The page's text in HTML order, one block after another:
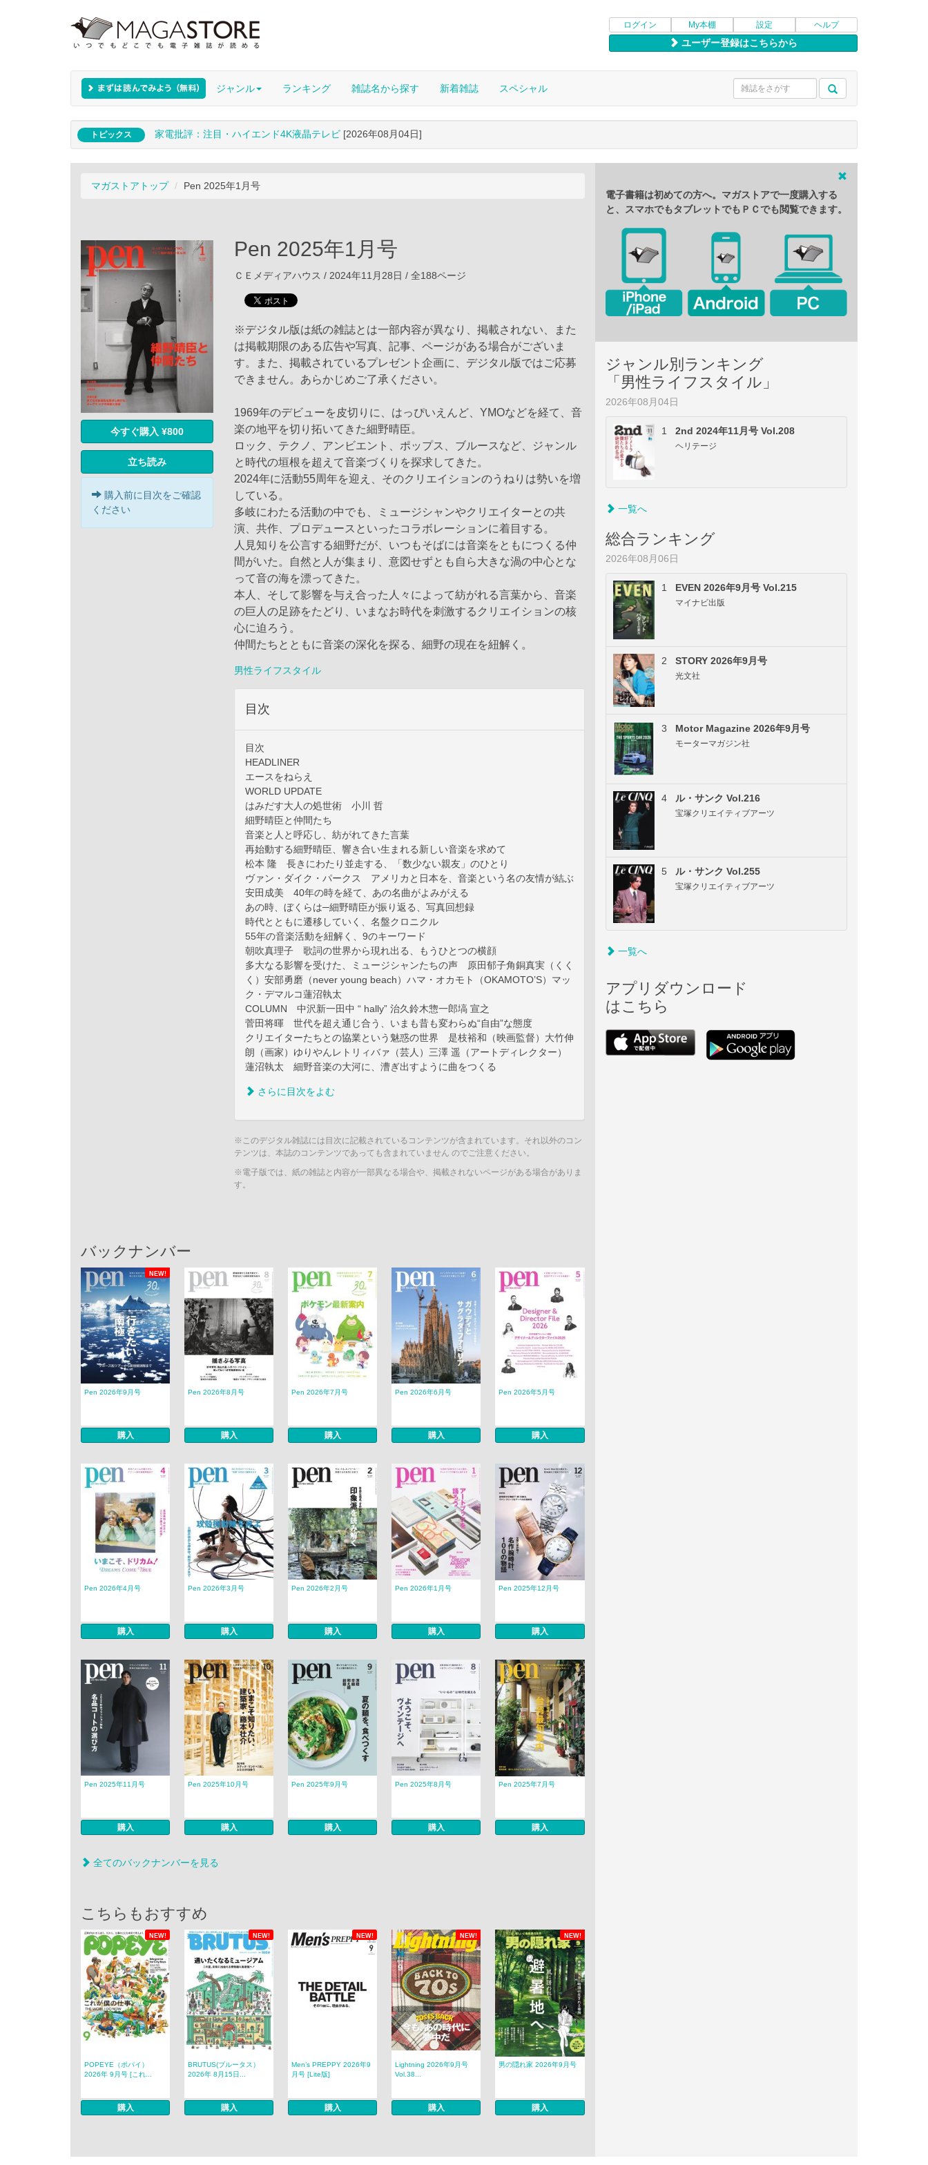
ログイン My本棚 設定 ヘルプ
ユーザー登録はこちらから
ジャンル ランキング 雑誌名から探す 新着雑誌 スペシャル
トピックス 家電批評：注目・ハイエンド4K液晶テレビ [2026年08月04日]
マガストアトップ Pen 2025年1月号
今すぐ購入 ¥800
立ち読み
購入前に目次をご確認
ください
Pen 2025年1月号
ＣＥメディアハウス / 2024年11月28日 / 全188ページ
※デジタル版は紙の雑誌とは一部内容が異なり、掲載されない、また
は掲載期限のある広告や写真、記事、ページがある場合がございま
す。また、掲載されているプレゼント企画に、デジタル版ではご応募
できません。あらかじめご了承ください。
1969年のデビューを皮切りに、はっぴいえんど、YMOなどを経て、音
楽の地平を切り拓いてきた細野晴臣。
ロック、テクノ、アンビエント、ポップス、ブルースなど、ジャンル
と時代の垣根を超えて音楽づくりを探求してきた。
2024年に活動55周年を迎え、そのクリエイションのうねりは勢いを増
している。
多岐にわたる活動の中でも、ミュージシャンやクリエイターとの共
演、共作、プロデュースといったコラボレーションに着目する。
人見知りを公言する細野だが、いつもそばには音楽をともにつくる仲
間がいた。自然と人が集まり、意図せずとも自ら大きな渦の中心とな
って音の海を漂ってきた。
本人、そして影響を与え合った人々によって紡がれる言葉から、音楽
の巨人の足跡をたどり、いまなお時代を刺激するクリエイションの核
心に迫ろう。
仲間たちとともに音楽の深化を探る、細野の現在を紐解く。
男性ライフスタイル
目次
目次
HEADLINER
エースをねらえ
WORLD UPDATE
はみだす大人の処世術 小川 哲
細野晴臣と仲間たち
音楽と人と呼応し、紡がれてきた言葉
再始動する細野晴臣、響き合い生まれる新しい音楽を求めて
松本 隆 長きにわたり並走する、「数少ない親友」のひとり
ヴァン・ダイク・パークス アメリカと日本を、音楽という名の友情が結ぶ
安田成美 40年の時を経て、あの名曲がよみがえる
あの時、ぼくらは─細野晴臣が振り返る、写真回想録
時代とともに遷移していく、名盤クロニクル
55年の音楽活動を紐解く、9のキーワード
朝吹真理子 歌詞の世界から現れ出る、もうひとつの横顔
多大なる影響を受けた、ミュージシャンたちの声 原田郁子角銅真実（くく
く）安部勇磨（never young beach）ハマ・オカモト（OKAMOTO’S）マッ
ク・デマルコ蓮沼執太
COLUMN 中沢新一田中 “ hally” 治久鈴木惣一郎塙 宣之
菅田将暉 世代を超え通じ合う、いまも昔も変わらぬ“自由”な態度
クリエイターたちとの協業という魅惑の世界 是枝裕和（映画監督）大竹伸
朗（画家）ゆりやんレトリィバァ（芸人）三澤 遥（アートディレクター）
蓮沼執太 細野音楽の大河に、漕ぎ出すように曲をつくる
さらに目次をよむ
※このデジタル雑誌には目次に記載されているコンテンツが含まれています。それ以外のコン
テンツは、本誌のコンテンツであっても含まれていません のでご注意ください。
※電子版では、紙の雑誌と内容が一部異なる場合や、掲載されないページがある場合がありま
す。
バックナンバー
NEW!
Pen 2026年9月号
購入
Pen 2026年8月号
購入
Pen 2026年7月号
購入
Pen 2026年6月号
購入
Pen 2026年5月号
購入
Pen 2026年4月号
購入
Pen 2026年3月号
購入
Pen 2026年2月号
購入
Pen 2026年1月号
購入
Pen 2025年12月号
購入
Pen 2025年11月号
購入
Pen 2025年10月号
購入
Pen 2025年9月号
購入
Pen 2025年8月号
購入
Pen 2025年7月号
購入
全てのバックナンバーを見る
こちらもおすすめ
NEW! NEW! NEW! NEW! NEW!
POPEYE（ポパイ）
2026年 9月号 [これ...
購入
BRUTUS(ブルータス）
2026年 8月15日...
購入
Men’s PREPPY 2026年9
月号 [Lite版]
購入
Lightning 2026年9月号
Vol.38...
購入
男の隠れ家 2026年9月号
購入
電子書籍は初めての方へ。マガストアで一度購入する
と、スマホでもタブレットでもＰＣでも閲覧できます。
ジャンル別ランキング
「男性ライフスタイル」
2026年08月04日
1 2nd 2024年11月号 Vol.208
ヘリテージ
一覧へ
総合ランキング
2026年08月06日
1 EVEN 2026年9月号 Vol.215
マイナビ出版
2 STORY 2026年9月号
光文社
3 Motor Magazine 2026年9月号
モーターマガジン社
4 ル・サンク Vol.216
宝塚クリエイティブアーツ
5 ル・サンク Vol.255
宝塚クリエイティブアーツ
一覧へ
アプリダウンロード
はこちら